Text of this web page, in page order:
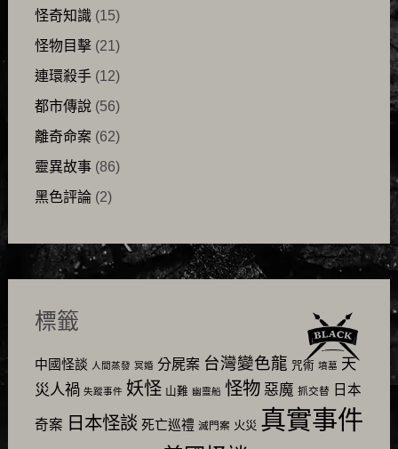
怪奇知識(15)
怪物目擊(21)
連環殺手(12)
都市傳說(56)
離奇命案(62)
靈異故事(86)
黑色評論(2)
標籤
中國怪談 人間蒸發 冥婚 分屍案 台灣變色龍 咒術 墳墓 天
災人禍 失蹤事件 妖怪 山難 幽靈船 怪物 惡魔 抓交替 日本
奇案 日本怪談 死亡巡禮 滅門案 火災 真實事件